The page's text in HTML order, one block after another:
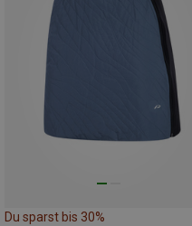
Du sparst bis 30%